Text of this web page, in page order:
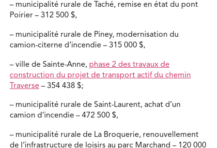
– municipalité rurale de Taché, remise en état du pont
Poirier – 312 500 $,
– municipalité rurale de Piney, modernisation du
camion-citerne d’incendie – 315 000 $,
– ville de Sainte-Anne, phase 2 des travaux de
construction du projet de transport actif du chemin
Traverse – 354 438 $;
– municipalité rurale de Saint-Laurent, achat d’un
camion d’incendie – 472 500 $,
– municipalité rurale de La Broquerie, renouvellement
de l’infrastructure de loisirs au parc Marchand – 120 000